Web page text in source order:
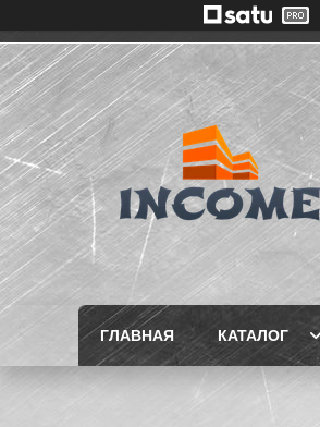
ГЛАВНАЯ КАТАЛОГ